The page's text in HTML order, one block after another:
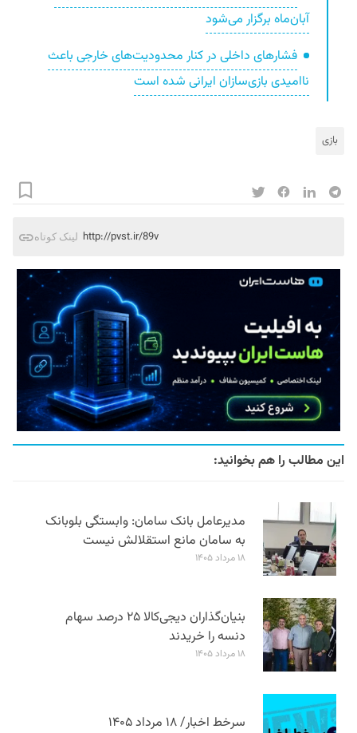
آبان‌ماه برگزار می‌شود
فشارهای داخلی در کنار محدودیت‌های خارجی باعث
ناامیدی بازی‌سازان ایرانی شده است
بازی
لینک کوتاه http://pvst.ir/89v
این مطالب را هم بخوانید:
مدیرعامل بانک سامان: وابستگی بلوبانک
به سامان مانع استقلالش نیست
۱۸ مرداد ۱۴۰۵
بنیان‌گذاران دیجی‌کالا ۲۵ درصد سهام
دنسه را خریدند
۱۸ مرداد ۱۴۰۵
سرخط اخبار/ ۱۸ مرداد ۱۴۰۵